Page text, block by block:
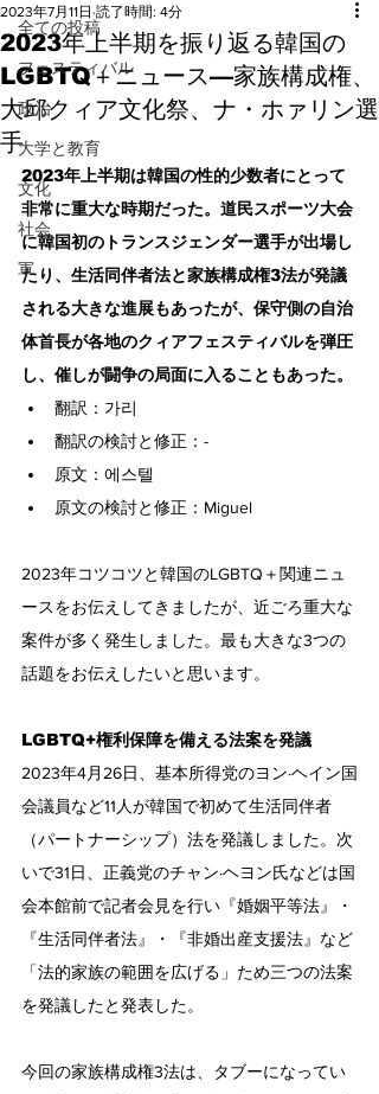
全ての投稿
フェスティバル
政治
大学と教育
文化
社会
軍
2023年上半期を振り返る韓国の
LGBTQ＋ニュース—家族構成権、
大邱クィア文化祭、ナ・ホァリン選
手
2023年7月11日 読了時間: 4分
2023年上半期は韓国の性的少数者にとって
非常に重大な時期だった。道民スポーツ大会
に韓国初のトランスジェンダー選手が出場し
たり、生活同伴者法と家族構成権3法が発議
される大きな進展もあったが、保守側の自治
体首長が各地のクィアフェスティバルを弾圧
し、催しが闘争の局面に入ることもあった。
翻訳：가리
翻訳の検討と修正：-
原文：에스텔
原文の検討と修正：Miguel
2023年コツコツと韓国のLGBTQ＋関連ニュ
ースをお伝えしてきましたが、近ごろ重大な
案件が多く発生しました。最も大きな3つの
話題をお伝えしたいと思います。
LGBTQ+権利保障を備える法案を発議
2023年4月26日、基本所得党のヨン·ヘイン国
会議員など11人が韓国で初めて生活同伴者
（パートナーシップ）法を発議しました。次
いで31日、正義党のチャン·ヘヨン氏などは国
会本館前で記者会見を行い『婚姻平等法』・
『生活同伴者法』・『非婚出産支援法』など
「法的家族の範囲を広げる」ため三つの法案
を発議したと発表した。
今回の家族構成権3法は、タブーになってい